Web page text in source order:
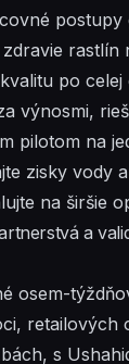
rastlín
po celej
výnosmi,
pilotom na
zisky vody
na širšie
a
osem-
retailových
s